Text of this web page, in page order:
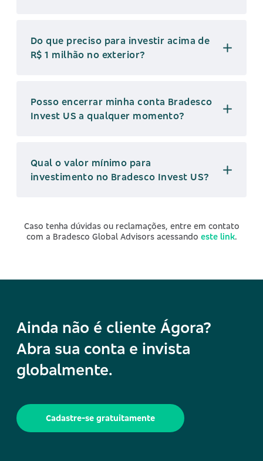
Do que preciso para investir acima de
R$ 1 milhão no exterior?
Posso encerrar minha conta Bradesco
Invest US a qualquer momento?
Qual o valor mínimo para
investimento no Bradesco Invest US?
Caso tenha dúvidas ou reclamações, entre em contato
com a Bradesco Global Advisors acessando este link.
Ainda não é cliente Ágora?
Abra sua conta e invista
globalmente.
Cadastre-se gratuitamente